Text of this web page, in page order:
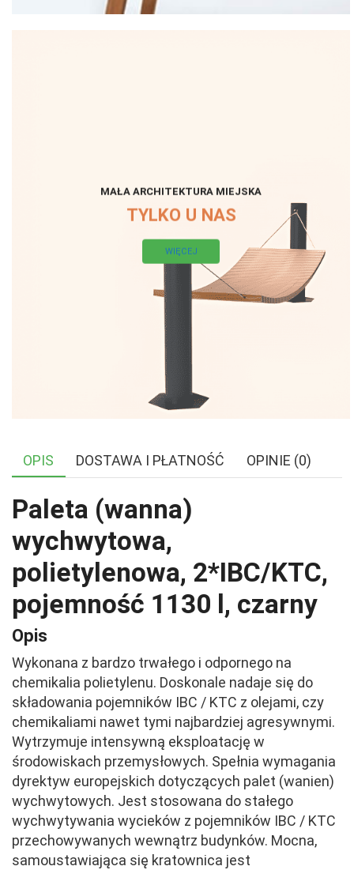
MAŁA ARCHITEKTURA MIEJSKA
TYLKO U NAS
WIĘCEJ
OPIS DOSTAWA I PŁATNOŚĆ OPINIE (0)
Paleta (wanna)
wychwytowa,
polietylenowa, 2*IBC/KTC,
pojemność 1130 l, czarny
Opis
Wykonana z bardzo trwałego i odpornego na
chemikalia polietylenu. Doskonale nadaje się do
składowania pojemników IBC / KTC z olejami, czy
chemikaliami nawet tymi najbardziej agresywnymi.
Wytrzymuje intensywną eksploatację w
środowiskach przemysłowych. Spełnia wymagania
dyrektyw europejskich dotyczących palet (wanien)
wychwytowych. Jest stosowana do stałego
wychwytywania wycieków z pojemników IBC / KTC
przechowywanych wewnątrz budynków. Mocna,
samoustawiająca się kratownica jest